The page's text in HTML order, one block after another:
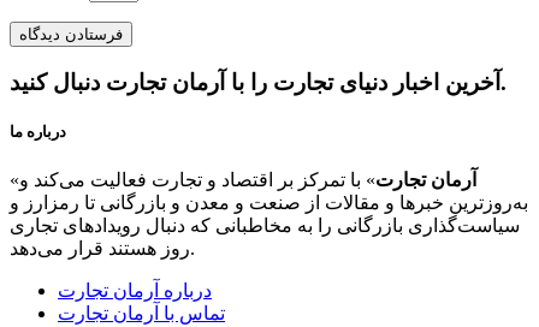
آخرین اخبار دنیای تجارت را با آرمان تجارت دنبال کنید.
درباره ما
« آرمان تجارت» با تمرکز بر اقتصاد و تجارت فعالیت می‌کند و
به‌روزترین خبرها و مقالات از صنعت و معدن و بازرگانی تا رمزارز و
سیاست‌گذاری بازرگانی را به مخاطبانی که دنبال رویدادهای تجاری
روز هستند قرار می‌دهد.
درباره آرمان تجارت
تماس با آرمان تجارت